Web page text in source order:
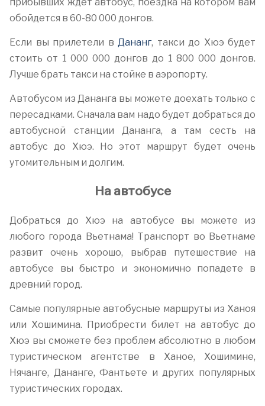
обойдется в 60-80 000 донгов.
Если вы прилетели в Дананг, такси до Хюэ будет
стоить от 1 000 000 донгов до 1 800 000 донгов.
Лучше брать такси на стойке в аэропорту.
Автобусом из Дананга вы можете доехать только с
пересадками. Сначала вам надо будет добраться до
автобусной станции Дананга, а там сесть на
автобус до Хюэ. Но этот маршрут будет очень
утомительным и долгим.
На автобусе
Добраться до Хюэ на автобусе вы можете из
любого города Вьетнама! Транспорт во Вьетнаме
развит очень хорошо, выбрав путешествие на
автобусе вы быстро и экономично попадете в
древний город.
Самые популярные автобусные маршруты из Ханоя
или Хошимина. Приобрести билет на автобус до
Хюэ вы сможете без проблем абсолютно в любом
туристическом агентстве в Ханое, Хошимине,
Нячанге, Дананге, Фантьете и других популярных
туристических городах.